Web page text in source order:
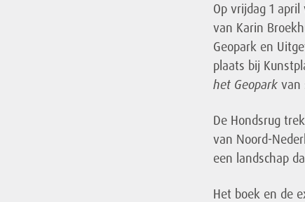
Op vrijdag 1
van Karin
Geopark en
plaats bij
het Geopark van
De Hondsrug
van Noord-
een landschap
Het boek en de